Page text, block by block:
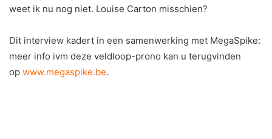
weet ik nu nog niet. Louise Carton misschien?
Dit interview kadert in een samenwerking met MegaSpike:
meer info ivm deze veldloop-prono kan u terugvinden
op www.megaspike.be.